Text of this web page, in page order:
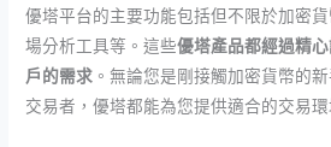
優塔平台的主要功能包括但不限於加密
場分析工具等。這些優塔產品都經過精
戶的需求 。無論您是剛接觸加密貨幣的
交易者，優塔都能為您提供適合的交易環